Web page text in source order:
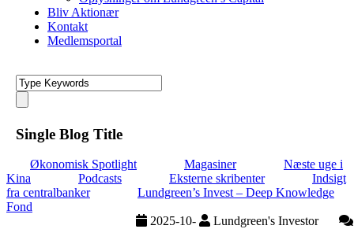
Bliv Aktionær
Kontakt
Medlemsportal
Single Blog Title
Økonomisk Spotlight Magasiner
Næste uge i
Kina
Podcasts Eksterne skribenter
Indsigt
fra centralbanker
Lundgreen’s Invest – Deep Knowledge
Fond
2025-10-
Lundgreen's Investor